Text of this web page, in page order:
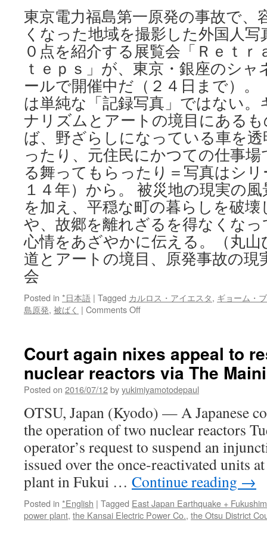
東京電力福島第一原発の事故で、
くなった地域を撮影した外国人
０点を紹介する展覧会「Ｒｅｔ
ｔｅｐｓ」が、東京・銀座のシ
ールで開催中だ（２４日まで）。
は単純な「記録写真」ではない
ナリズムとアートの境目にある
ば、野ざらしになっている車を
ったり、元住民にかつての仕事
る舞ってもらったり＝写真はシ
１４年）から。 被災地の現実の
を加え、平穏な町の暮らしを破
や、故郷を離れざるを得なくな
心情をあざやかに伝える。（丸
道とアートの境目、原発事故の
会
Posted in *日本語 | Tagged カルロス・アイエスタ, ギョーム・
島原発, 被ばく | Comments Offon
ア
ー
ト
の
目、
原
事
故
の
現
実
写
す
Court again nixes appeal to
nuclear reactors via The
Posted on 2016/07/12byyukimiyamotodepaul
OTSU, Japan (Kyodo) — A Japanese
the operation of two nuclear reactors
operator’s request to suspend an
issued over the once-reactivated units
plant in Fukui … Continue reading →
Posted in *English | Tagged East Japan Earthquake +
power plant, the Kansai Electric Power Co., the Otsu District